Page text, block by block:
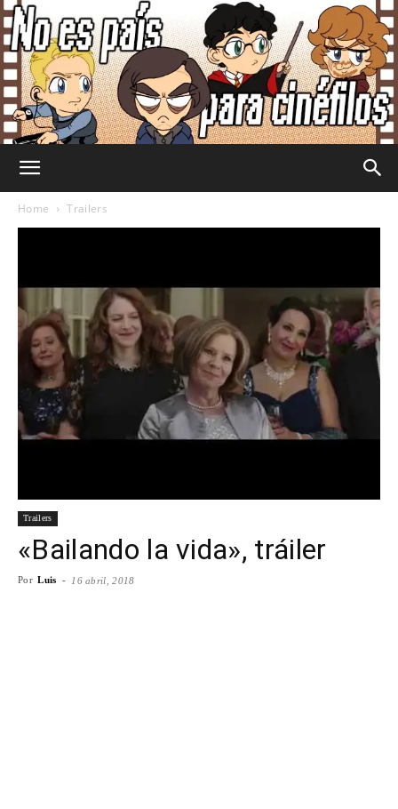
País
Para
Cinéfilos
Home Trailers
Trailers
«Bailando la vida», tráiler
Por Luis - 16 abril, 2018